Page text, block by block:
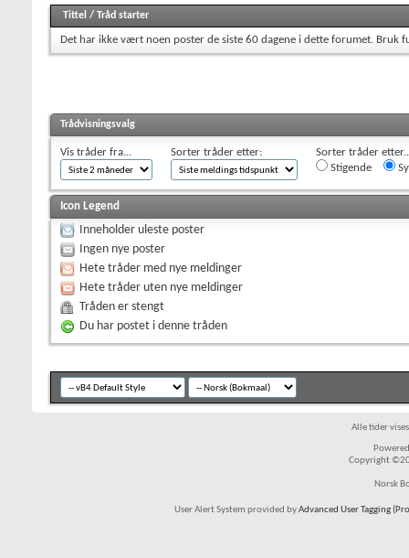
Tittel / Tråd starter
Det har ikke vært noen poster de siste 60 dagene i dette forumet. Bruk
Trådvisningsvalg
Vis tråder fra... Sorter tråder etter:
Sorter tråder
Stigende
Icon Legend
Inneholder uleste poster
Ingen nye poster
Hete tråder med nye meldinger
Hete tråder uten nye meldinger
Tråden er stengt
Du har postet i denne tråden
Alle tider
Copyright
Norsk
User Alert System provided byAdvanced User Tagging